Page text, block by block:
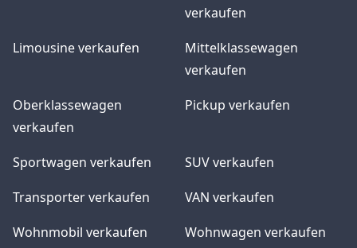
verkaufen
Limousine verkaufen
Mittelklassewagen
verkaufen
Oberklassewagen
verkaufen
Pickup verkaufen
Sportwagen verkaufen
SUV verkaufen
Transporter verkaufen
VAN verkaufen
Wohnmobil verkaufen
Wohnwagen verkaufen